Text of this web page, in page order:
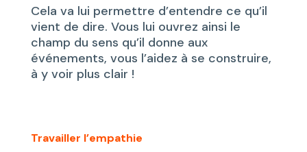
Cela va lui permettre d’entendre ce qu’il
vient de dire. Vous lui ouvrez ainsi le
champ du sens qu’il donne aux
événements, vous l’aidez à se construire,
à y voir plus clair !
Travailler l’empathie